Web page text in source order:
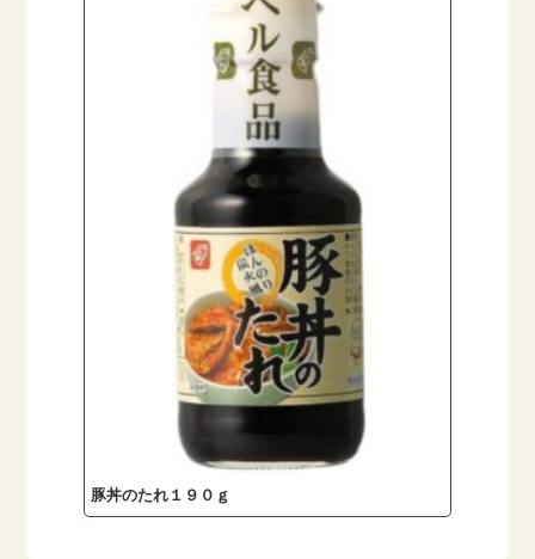
豚丼のたれ１９０ｇ